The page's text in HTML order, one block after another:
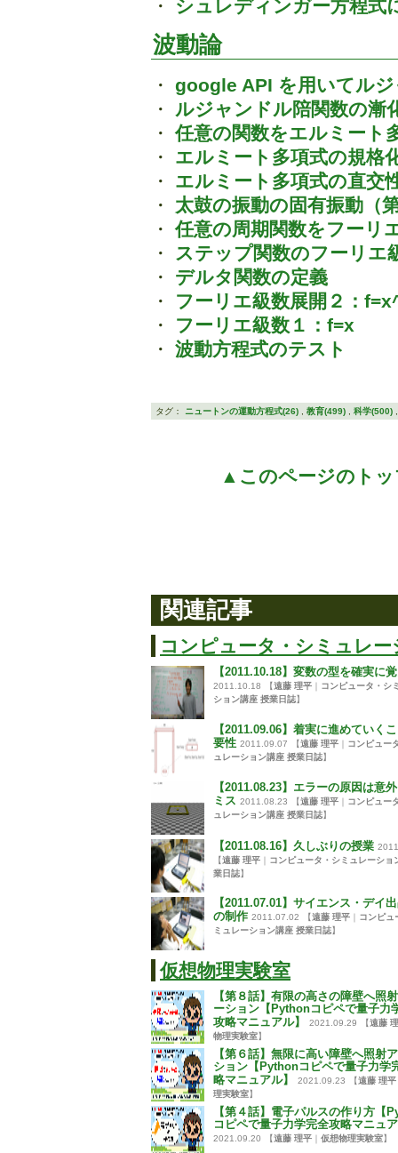
・ シュレディンガー方程式
波動論
・ google API を用いてル
・ ルジャンドル陪関数の漸
・任意の関数をエルミート
・ エルミート多項式の規格
・ エルミート多項式の直交
・ 太鼓の振動の固有振動（
・任意の周期関数をフーリ
・ ステップ関数のフーリエ
・ デルタ関数の定義
・ フーリエ級数展開２：
・ フーリエ級数１：f=x
・ 波動方程式のテスト
タグ： ニュートンの運動方程式(26) 教育(499) 科学(500)
▲このページのトッ
関連記事
コンピュータ・シミュレ
【2011.10.18】変数の型を確実に
2011.10.18 【遠藤 理平
コンピュータ・シ
ション講座 授業日誌】
【2011.09.06】着実に進めていく
要性 2011.09.07 【遠藤 理平
コンピュー
ュレーション講座 授業日誌】
【2011.08.23】エラーの原因は意
ミス 2011.08.23 【遠藤 理平
コンピュー
ュレーション講座 授業日誌】
【2011.08.16】久しぶりの授業
【遠藤 理平
コンピュータ・シミュレーショ
業日誌】
【2011.07.01】サイエンス・デイ
の制作 2011.07.02 【遠藤 理平
コンピュ
ミュレーション講座 授業日誌】
仮想物理実験室
【第８話】有限の高さの障壁へ照
ーション【Pythonコピペで量子力
攻略マニュアル】
2021.09.29 【遠藤
物理実験室】
【第６話】無限に高い障壁へ照射
ション【Pythonコピペで量子力学
略マニュアル】
2021.09.23 【遠藤 理平
理実験室】
【第４話】電子パルスの作り方【
コピペで量子力学完全攻略マニュ
2021.09.20 【遠藤 理平 仮想物理実験室】